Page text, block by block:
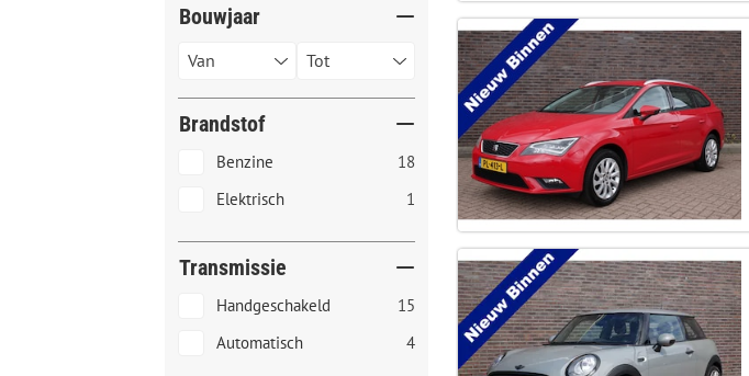
Bouwjaar
Brandstof
Benzine
18
Elektrisch
1
Transmissie
Handgeschakeld
15
Automatisch
4